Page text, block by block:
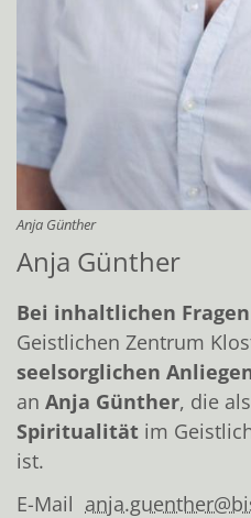
Anja Günther
Anja Günther
Bei inhaltlichen
Geistlichen Zentrum
seelsorglichen
an Anja Günther, die als
Spiritualität im
ist.
E-Mail